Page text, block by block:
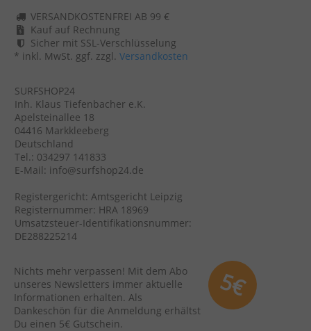
VERSANDKOSTENFREI AB 99 €
Kauf auf Rechnung
Sicher mit SSL-Verschlüsselung
* inkl. MwSt. ggf. zzgl. Versandkosten
SURFSHOP24
Inh. Klaus Tiefenbacher e.K.
Apelsteinallee 18
04416 Markkleeberg
Deutschland
Tel.: 034297 141833
E-Mail: info@surfshop24.de
Registergericht: Amtsgericht Leipzig
Registernummer: HRA 18969
Umsatzsteuer-Identifikationsnummer:
DE288225214
5€
Nichts mehr verpassen! Mit dem Abo
unseres Newsletters immer aktuelle
Informationen erhalten. Als
Dankeschön für die Anmeldung erhältst
Du einen 5€ Gutschein.